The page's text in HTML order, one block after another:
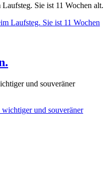
Sie ist 11 Wochen alt.
und souveräner